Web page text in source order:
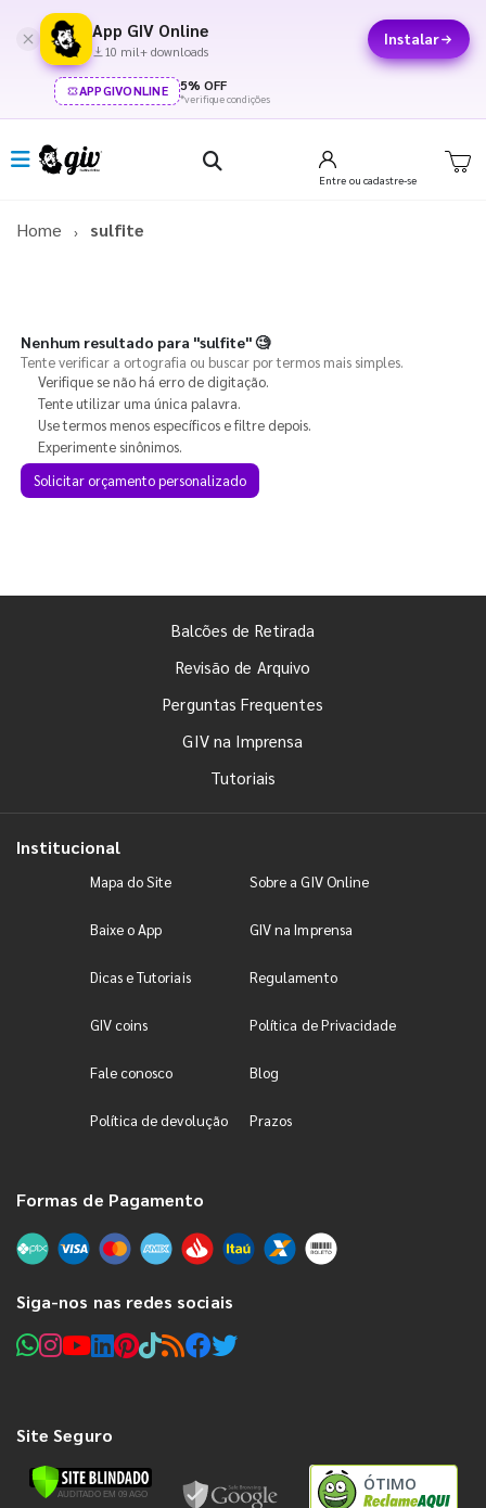
App GIV Online
10 mil+ downloads
Instalar
APPGIVONLINE 5% OFF
*verifique condições
Entre ou cadastre-se
Home sulfite
Nenhum resultado para "sulfite"🧐
Tente verificar a ortografia ou buscar por termos mais simples.
Verifique se não há erro de digitação.
Tente utilizar uma única palavra.
Use termos menos específicos e filtre depois.
Experimente sinônimos.
Solicitar orçamento personalizado
Balcões de Retirada
Revisão de Arquivo
Perguntas Frequentes
GIV na Imprensa
Tutoriais
Institucional
Mapa do Site Sobre a GIV Online
Baixe o App GIV na Imprensa
Dicas e Tutoriais Regulamento
GIV coins Política de Privacidade
Fale conosco Blog
Política de devolução Prazos
Formas de Pagamento
Siga-nos nas redes sociais
Site Seguro
ÓTIMO